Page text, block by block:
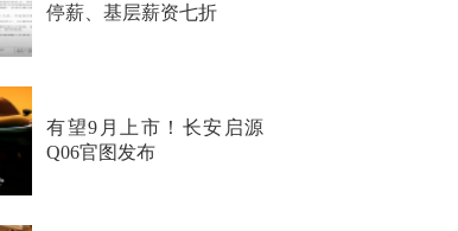
停薪、基层薪资七折
有望9月上市！长安启源
Q06官图发布